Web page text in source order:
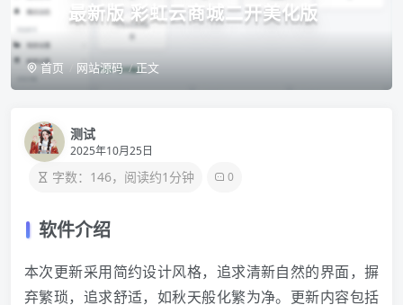
最新版 彩虹云商城二开美化版
首页 网站源码 正文
测试
2025年10月25日
字数：146，阅读约1分钟 0
软件介绍
本次更新采用简约设计风格，追求清新自然的界面，摒
弃繁琐，追求舒适，如秋天般化繁为净。更新内容包括